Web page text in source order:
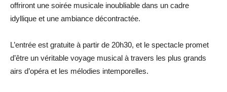
offriront une soirée musicale inoubliable dans un cadre
idyllique et une ambiance décontractée.
L’entrée est gratuite à partir de 20h30, et le spectacle promet
d’être un véritable voyage musical à travers les plus grands
airs d’opéra et les mélodies intemporelles.